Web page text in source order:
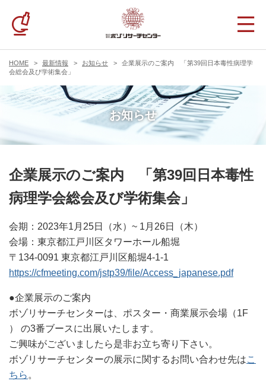
HOME 最新情報 お知らせ
企業展示のご案内 「第39回日本毒性病理学
会総会及び学術集会」
お知らせ
企業展示のご案内 「第39回日本毒性
病理学会総会及び学術集会」
会期：2023年1月25日（水）~ 1月26日（木）
会場：東京都江戸川区タワーホール船堀
〒134-0091 東京都江戸川区船堀4-1-1
https://cfmeeting.com/jstp39/file/Access_japanese.pdf
●企業展示のご案内
ボゾリサーチセンターは、ポスター・商業展示会場（1F
） の3番ブースに出展いたします。
ご興味がございましたら是非お立ち寄り下さい。
ボゾリサーチセンターの展示に関するお問い合わせ先はこ
ちら 。